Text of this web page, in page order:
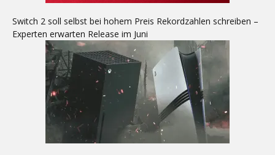
Switch 2 soll selbst bei hohem Preis Rekordzahlen schreiben –
Experten erwarten Release im Juni